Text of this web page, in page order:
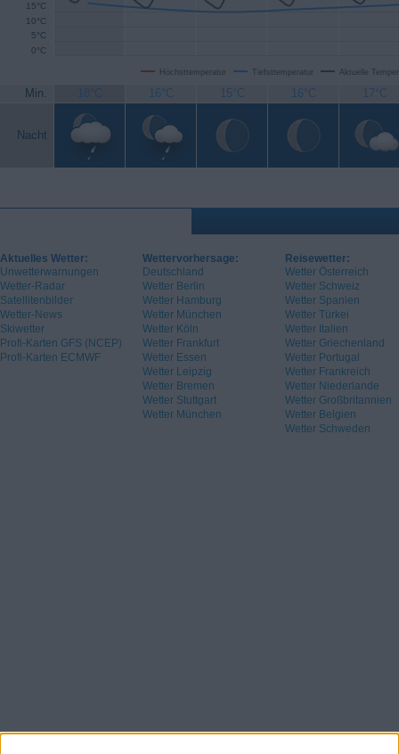
Höchsttemperatur Tiefsttemperatur Aktuelle
0°C
5°C
10°C
15°C
Min. 18°C 16°C 15°C 16°C 17°C
Nacht
Aktuelles Wetter:
Unwetterwarnungen
Wetter-Radar
Satellitenbilder
Wetter-News
Skiwetter
Profi-Karten GFS (NCEP)
Profi-Karten ECMWF
Wettervorhersage:
Deutschland
Wetter Berlin
Wetter Hamburg
Wetter München
Wetter Köln
Wetter Frankfurt
Wetter Essen
Wetter Leipzig
Wetter Bremen
Wetter Stuttgart
Wetter München
Reisewetter:
Wetter Österreich
Wetter Schweiz
Wetter Spanien
Wetter Türkei
Wetter Italien
Wetter Griechenland
Wetter Portugal
Wetter Frankreich
Wetter Niederlande
Wetter Großbritannien
Wetter Belgien
Wetter Schweden